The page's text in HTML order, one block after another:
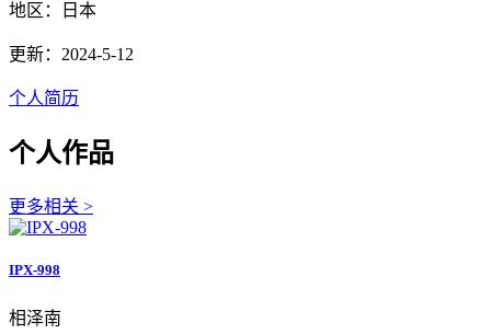
地区：日本
更新：2024-5-12
个人简历
个人作品
更多相关 >
IPX-998
相泽南